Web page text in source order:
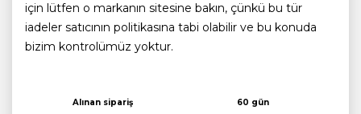
için lütfen o markanın sitesine bakın, çünkü bu tür
iadeler satıcının politikasına tabi olabilir ve bu konuda
bizim kontrolümüz yoktur.
Alınan sipariş 60 gün